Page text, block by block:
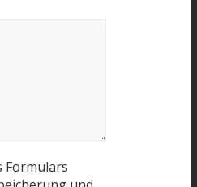
Formulars